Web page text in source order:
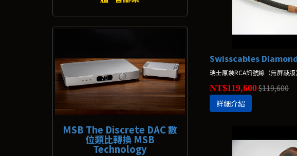
MSB The Discrete DAC 數
位類比轉換 MSB
Technology
NT$119,600$119,600
詳細介紹